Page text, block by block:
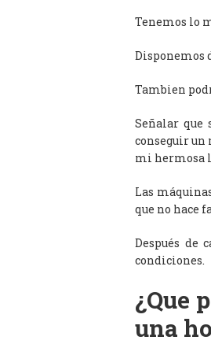
Tenemos lo
Disponemos
Tambien
Señalar que
conseguir un
mi hermosa
Las
que no hace
Después de
condiciones.
¿Que
una